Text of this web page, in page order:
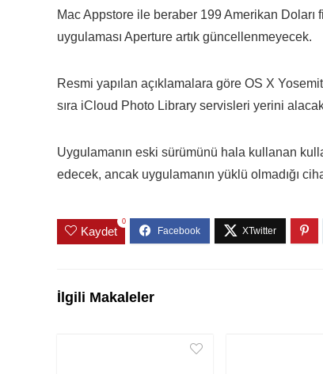
Mac Appstore ile beraber 199 Amerikan
uygulaması Aperture artık güncellenmeyecek.
Resmi yapılan açıklamalara göre OS X
sıra iCloud Photo Library servisleri yerini
Uygulamanın eski sürümünü hala kullanan
edecek, ancak uygulamanın yüklü olmadığı
Kaydet
0
İlgili Makaleler